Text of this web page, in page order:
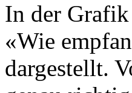
In der Grafik
«Wie
dargestellt.